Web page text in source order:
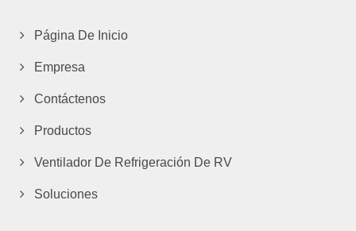
Página De Inicio
Empresa
Contáctenos
Productos
Ventilador De Refrigeración De RV
Soluciones